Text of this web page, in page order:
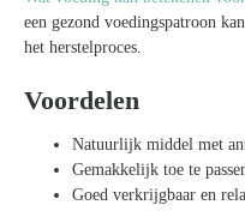
een gezond voedingspatroon
het herstelproces.
Voordelen
Natuurlijk middel met
Gemakkelijk toe te
Goed verkrijgbaar en